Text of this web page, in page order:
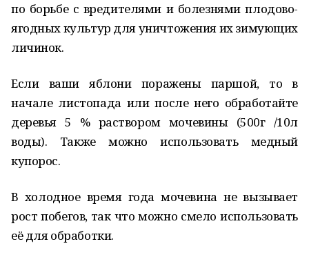
по борьбе с вредителями и болезнями плодово-
ягодных культур для уничтожения их зимующих
личинок.
Если ваши яблони поражены паршой, то в
начале листопада или после него обработайте
деревья 5 % раствором мочевины (500г /10л
воды). Также можно использовать медный
купорос.
В холодное время года мочевина не вызывает
рост побегов, так что можно смело использовать
её для обработки.